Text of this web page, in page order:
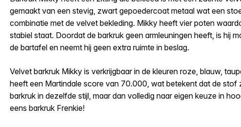
gemaakt van een stevig, zwart gepoedercoat metaal wat een
combinatie met de velvet bekleding. Mikky heeft vier poten
stabiel staat. Doordat de barkruk geen armleuningen heeft, is hij
de bartafel en neemt hij geen extra ruimte in beslag.
Velvet barkruk Mikky is verkrijgbaar in de kleuren roze, blauw,
heeft een Martindale score van 70.000, wat betekent dat de stof
barkruk in dezelfde stijl, maar dan volledig naar eigen keuze in
eens barkruk Frenkie!